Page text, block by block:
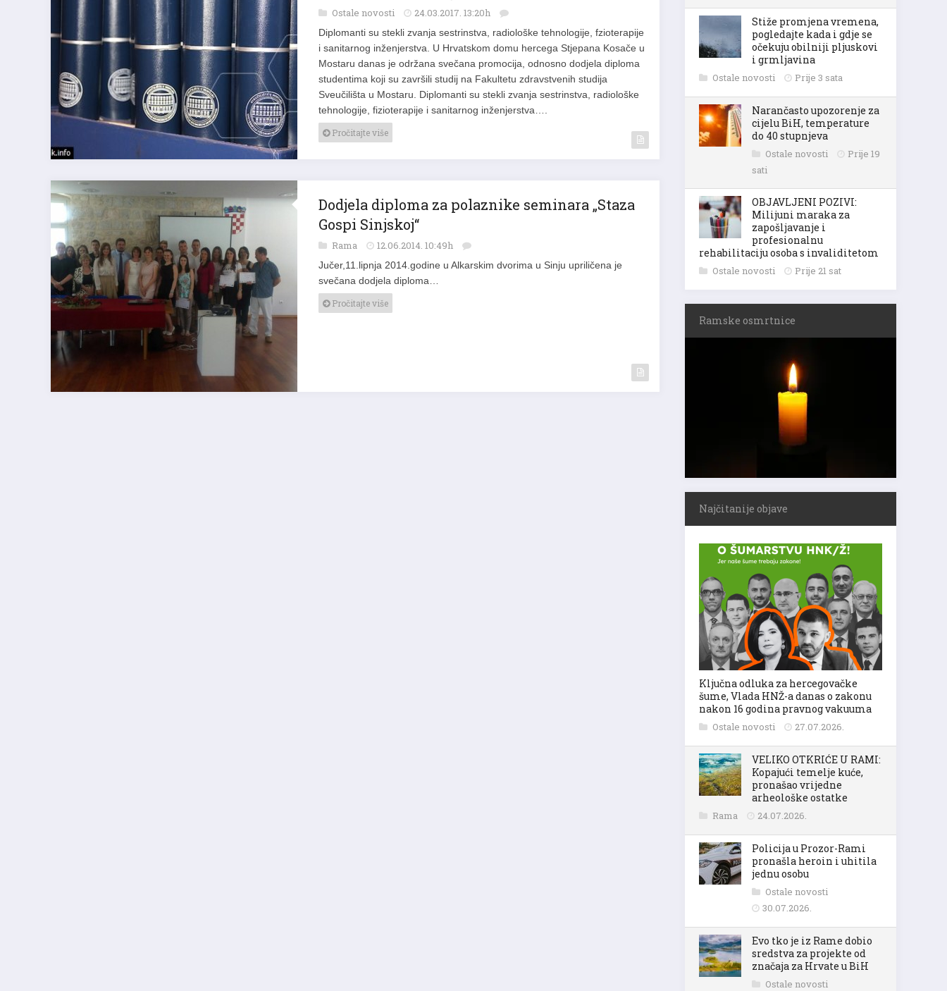
Ostale novosti 24.03.2017. 13:20h
Diplomanti su stekli zvanja sestrinstva, radiološke tehnologije, fzioterapije
i sanitarnog inženjerstva. U Hrvatskom domu hercega Stjepana Kosače u
Mostaru danas je održana svečana promocija, odnosno dodjela diploma
studentima koji su završili studij na Fakultetu zdravstvenih studija
Sveučilišta u Mostaru. Diplomanti su stekli zvanja sestrinstva, radiološke
tehnologije, fizioterapije i sanitarnog inženjerstva….
Pročitajte više
Dodjela diploma za polaznike seminara „Staza
Gospi Sinjskoj“
Rama 12.06.2014. 10:49h
Jučer,11.lipnja 2014.godine u Alkarskim dvorima u Sinju upriličena je
svečana dodjela diploma…
Pročitajte više
Stiže promjena vremena,
pogledajte kada i gdje se
očekuju obilniji pljuskovi
i grmljavina
Ostale novosti Prije 3 sata
Narančasto upozorenje za
cijelu BiH, temperature
do 40 stupnjeva
Ostale novosti
Prije 19
sati
OBJAVLJENI POZIVI:
Milijuni maraka za
zapošljavanje i
profesionalnu
rehabilitaciju osoba s invaliditetom
Ostale novosti Prije 21 sat
Ramske osmrtnice
Najčitanije objave
Ključna odluka za hercegovačke
šume, Vlada HNŽ-a danas o zakonu
nakon 16 godina pravnog vakuuma
Ostale novosti 27.07.2026.
VELIKO OTKRIĆE U RAMI:
Kopajući temelje kuće,
pronašao vrijedne
arheološke ostatke
Rama 24.07.2026.
Policija u Prozor-Rami
pronašla heroin i uhitila
jednu osobu
Ostale novosti
30.07.2026.
Evo tko je iz Rame dobio
sredstva za projekte od
značaja za Hrvate u BiH
Ostale novosti